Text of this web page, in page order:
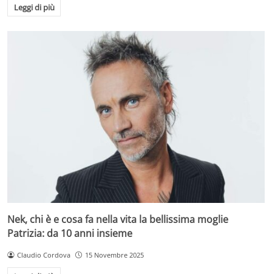
Leggi di più
Nek, chi è e cosa fa nella vita la bellissima moglie
Patrizia: da 10 anni insieme
Claudio Cordova 15 Novembre 2025